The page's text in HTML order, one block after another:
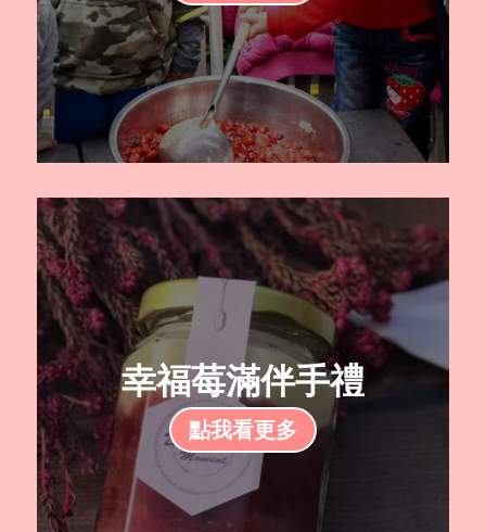
幸福莓滿伴手禮
點我看更多